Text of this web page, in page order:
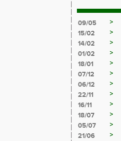
09/05 >
15/02
>
14/02
>
01/02
>
18/01
>
07/12
>
06/12
>
22/11
>
16/11
>
18/07
>
05/07
>
21/06
>